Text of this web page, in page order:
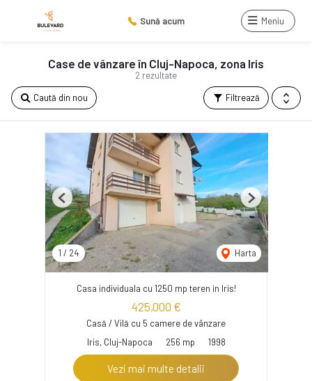
Sună acum Meniu
2 rezultate
Case de vânzare în Cluj-Napoca, zona Iris
Filtrează
Caută din nou
1 / 24 Harta
Previous Next
Casa individuala cu 1250 mp teren in Iris!
425,000 €
Casă / Vilă cu 5 camere de vânzare
Iris, Cluj-Napoca
256 mp 1998
Vezi mai multe detalii